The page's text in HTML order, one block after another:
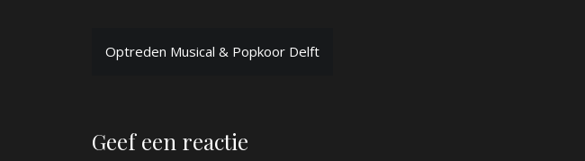
Bericht
Optreden Musical & Popkoor Delft
Geef een reactie